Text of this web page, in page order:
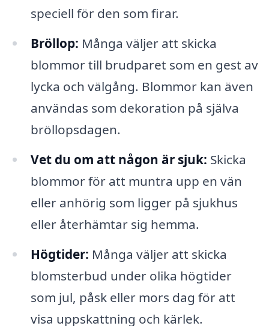
speciell för den som firar.
Bröllop: Många väljer att skicka
blommor till brudparet som en gest av
lycka och välgång. Blommor kan även
användas som dekoration på själva
bröllopsdagen.
Vet du om att någon är sjuk: Skicka
blommor för att muntra upp en vän
eller anhörig som ligger på sjukhus
eller återhämtar sig hemma.
Högtider: Många väljer att skicka
blomsterbud under olika högtider
som jul, påsk eller mors dag för att
visa uppskattning och kärlek.